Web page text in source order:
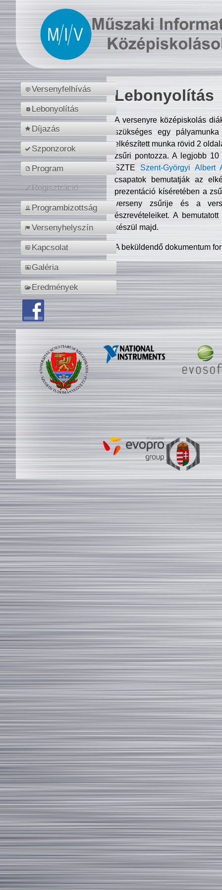
Versenyfelhívás
Lebonyolítás
Díjazás
Szponzorok
Program
Regisztráció
Programbizottság
Versenyhelyszín
Kapcsolat
Galéria
Eredmények
Lebonyolítás
A versenyre középiskolás
szükséges egy
elkészített munka rövid 2
zsűri pontozza. A legjobb
SZTE Szent-Györgyi Albert
csapatok bemutatják az
prezentáció kíséretében a
verseny zsűrije és a
észrevételeiket. A
készül majd.
A beküldendő dokumentum